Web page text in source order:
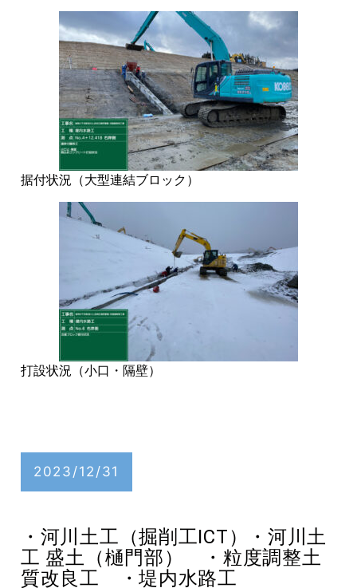
据付状況（大型連結ブロック）
打設状況（小口・隔壁）
2023/12/31
・河川土工（掘削工ICT）・河川土
工 盛土（樋門部） ・粒度調整土
質改良工 ・堤内水路工